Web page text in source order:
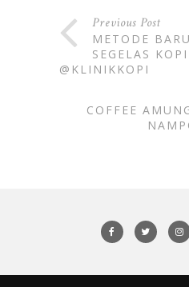
Previous Post
METODE
SEGELAS
@KLINIKKOPI
COFFEE